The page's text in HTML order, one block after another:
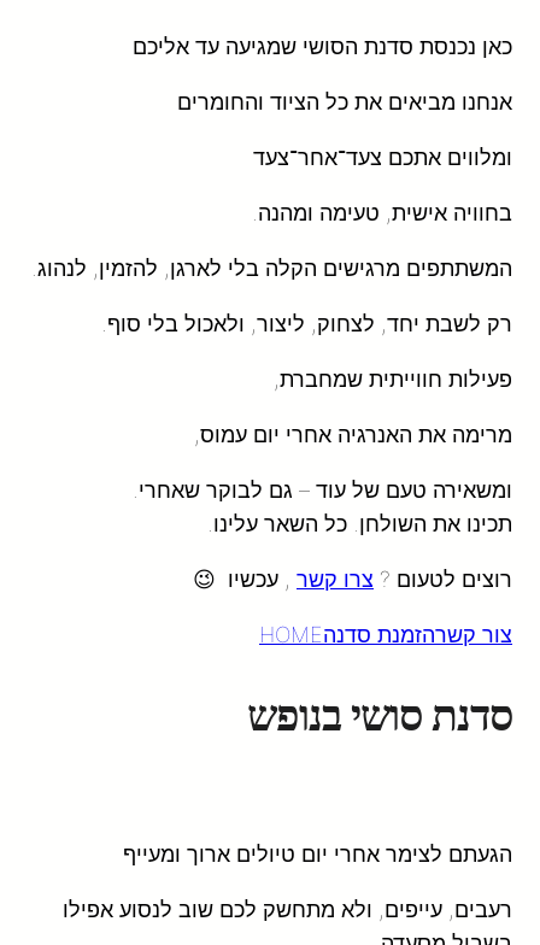
כאן נכנסת סדנת הסושי שמגיעה עד אליכם
אנחנו מביאים את כל הציוד והחומרים
ומלווים אתכם צעד־אחר־צעד
בחוויה אישית, טעימה ומהנה.
המשתתפים מרגישים הקלה בלי לארגן, להזמין, לנהוג.
רק לשבת יחד, לצחוק, ליצור, ולאכול בלי סוף.
פעילות חווייתית שמחברת,
מרימה את האנרגיה אחרי יום עמוס,
ומשאירה טעם של עוד – גם לבוקר שאחרי.
תכינו את השולחן. כל השאר עלינו.
רוצים לטעום ? צרו קשר , עכשיו 😉
צור קשרהזמנת סדנהHOME
סדנת סושי בנופש
הגעתם לצימר אחרי יום טיולים ארוך ומעייף
רעבים, עייפים, ולא מתחשק לכם שוב לנסוע אפילו